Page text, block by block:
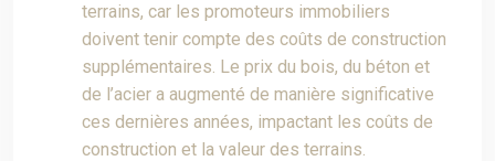
terrains, car les promoteurs immobiliers
doivent tenir compte des coûts de construction
supplémentaires. Le prix du bois, du béton et
de l’acier a augmenté de manière significative
ces dernières années, impactant les coûts de
construction et la valeur des terrains.